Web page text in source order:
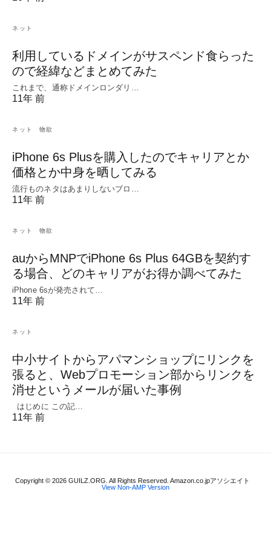
ネット
利用しているドメインがサスペンド食らった
ので経緯などまとめてみた
これまで、通称ドメインロンダリ…
11年 前
ネット 物欲
iPhone 6s Plusを購入したのでキャリアとか
価格とか中身を晒してみる
流行ものネタはあまりしないブロ…
11年 前
ネット 物欲
auからMNPでiPhone 6s Plus 64GBを契約す
る場合、どのキャリアがお得か調べてみた
iPhone 6sが発売されて…
11年 前
ネット
中小サイトからアパマンショップにリンクを
張ると、Webプロモーション部からリンクを
消せというメールが届いた事例
はじめに この記…
11年 前
Copyright © 2026 GUILZ.ORG. All Rights Reserved. Amazon.co.jpアソシエイト
View Non-AMP Version